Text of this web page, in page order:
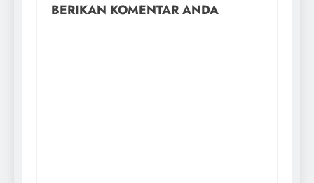
BERIKAN KOMENTAR ANDA